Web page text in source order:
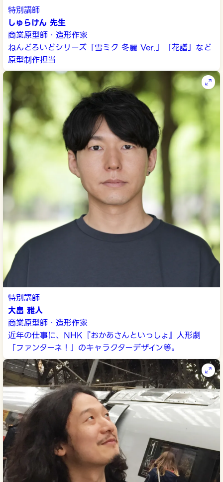
特別講師
しゅらけん 先生
商業原型師・造形作家
ねんどろいどシリーズ「雪ミク 冬麗 Ver.」「花譜」など
原型制作担当
特別講師
大畠 雅人
商業原型師・造形作家
近年の仕事に、NHK『おかあさんといっしょ』人形劇
「ファンターネ！」のキャラクターデザイン等。